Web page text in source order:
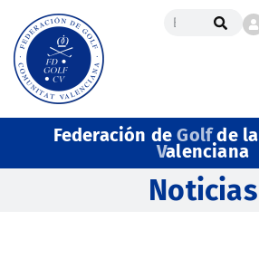
Federación deGolfde la
Valenciana
Noticias